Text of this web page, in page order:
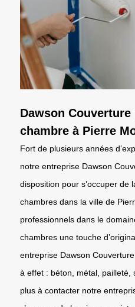
Dawson
chambre à Pierre
Fort de plusieurs années
notre entreprise Dawson
disposition pour s’occuper de
chambres dans la ville de
professionnels dans le
chambres une touche
entreprise Dawson
à effet : béton, métal, pailleté,
plus à contacter notre